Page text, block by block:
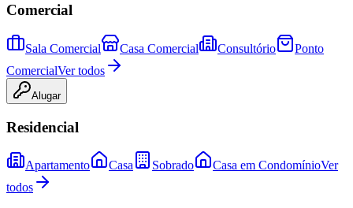
Comercial
Sala Comercial Casa Comercial Consultório
Ponto
ComercialVer todos
Alugar
Residencial
Apartamento Casa Sobrado Casa em CondomínioVer
todos